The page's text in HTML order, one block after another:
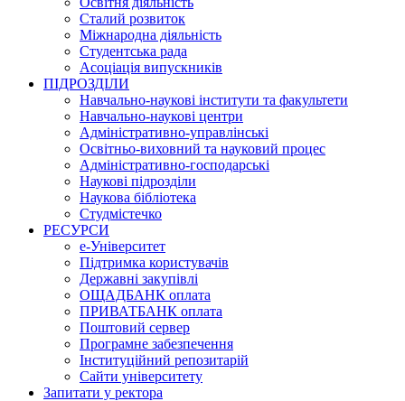
Сталий розвиток
Міжнародна діяльність
Студентська рада
Асоціація випускників
ПІДРОЗДІЛИ
Навчально-наукові інститути та факультети
Навчально-наукові центри
Адміністративно-управлінські
Освітньо-виховний та науковий процес
Адміністративно-господарські
Наукові підрозділи
Наукова бібліотека
Студмістечко
РЕСУРСИ
е-Університет
Підтримка користувачів
Державні закупівлі
ОЩАДБАНК оплата
ПРИВАТБАНК оплата
Поштовий сервер
Програмне забезпечення
Інституційний репозитарій
Сайти університету
Запитати у ректора